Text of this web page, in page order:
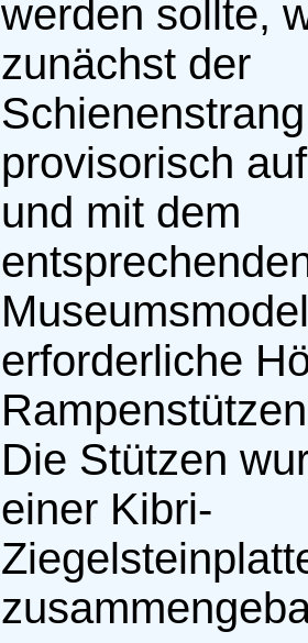
werden sollte,
zunächst der
Schienenstrang
provisorisch
und mit dem
erforderliche
Die Stützen
einer Kibri-